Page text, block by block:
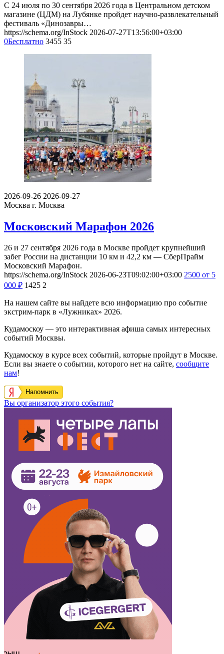
С 24 июля по 30 сентября 2026 года в Центральном детском
магазине (ЦДМ) на Лубянке пройдет научно-развлекательный
фестиваль «Динозавры…
https://schema.org/InStock 2026-07-27T13:56:00+03:00
0Бесплатно 3455 35
2026-09-26 2026-09-27
Москва г. Москва
Московский Марафон 2026
26 и 27 сентября 2026 года в Москве пройдет крупнейший
забег России на дистанции 10 км и 42,2 км — СберПрайм
Московский Марафон.
https://schema.org/InStock 2026-06-23T09:02:00+03:00 2500 от 5
000 ₽ 1425 2
На нашем сайте вы найдете всю информацию про событие
экстрим-парк в «Лужниках» 2026.
Кудамоскоу — это интерактивная афиша самых интересных
событий Москвы.
Кудамоскоу в курсе всех событий, которые пройдут в Москве.
Если вы знаете о событии, которого нет на сайте, сообщите
нам!
Напомнить
Вы организатор этого события?